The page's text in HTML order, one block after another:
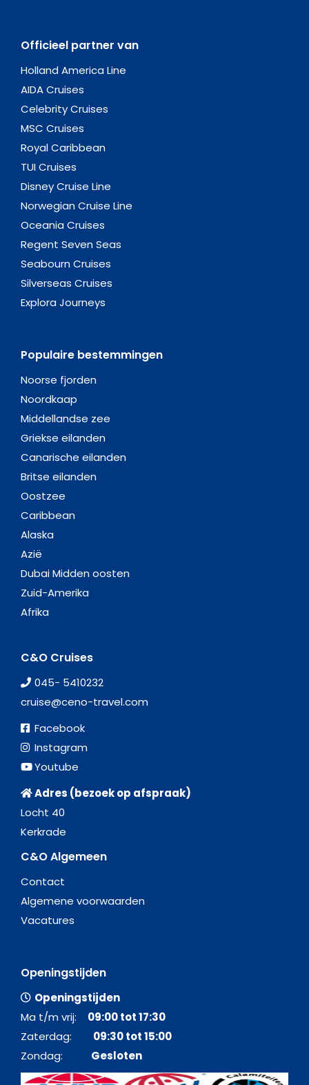
Officieel partner van
Holland America Line
AIDA Cruises
Celebrity Cruises
MSC Cruises
Royal Caribbean
TUI Cruises
Disney Cruise Line
Norwegian Cruise Line
Oceania Cruises
Regent Seven Seas
Seabourn Cruises
Silverseas Cruises
Explora Journeys
Populaire bestemmingen
Noorse fjorden
Noordkaap
Middellandse zee
Griekse eilanden
Canarische eilanden
Britse eilanden
Oostzee
Caribbean
Alaska
Azië
Dubai Midden oosten
Zuid-Amerika
Afrika
C&O Cruises
045- 5410232
cruise@ceno-travel.com
Facebook
Instagram
Youtube
Adres (bezoek op afspraak)
Locht 40
Kerkrade
C&O Algemeen
Contact
Algemene voorwaarden
Vacatures
Openingstijden
Openingstijden
Ma t/m vrij: 09:00 tot 17:30
Zaterdag: 09:30 tot 15:00
Zondag: Gesloten